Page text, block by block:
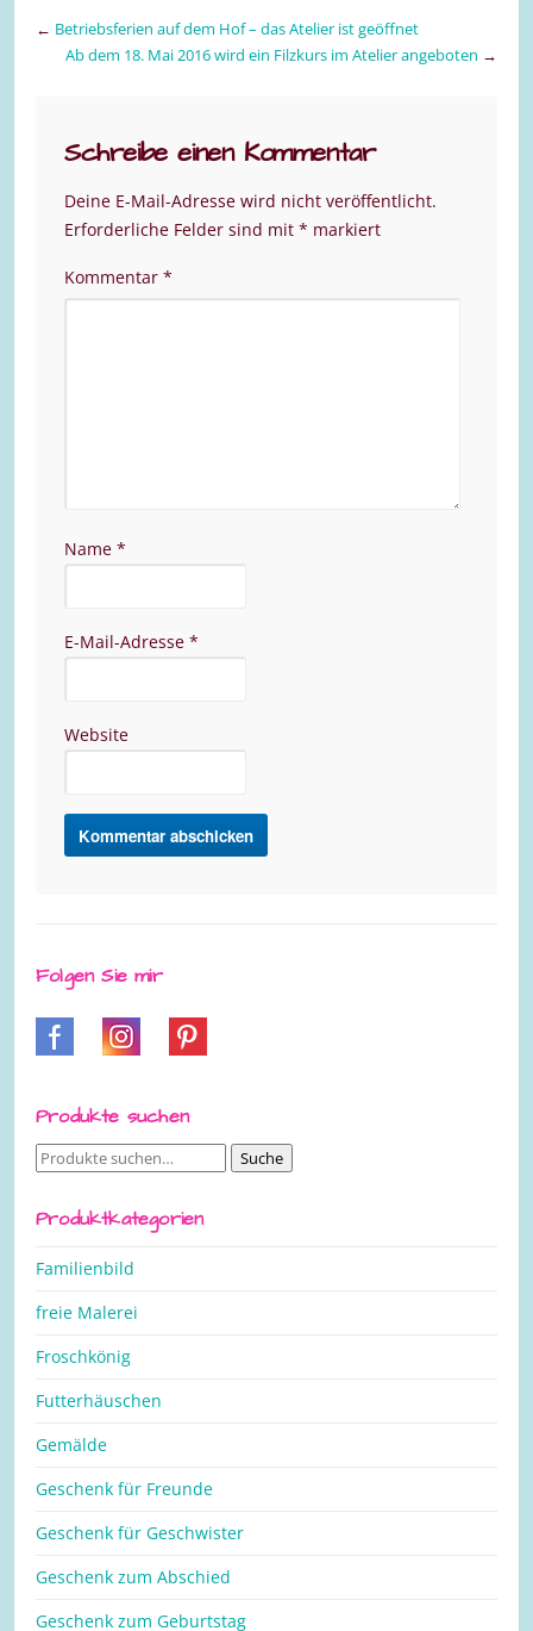
← Betriebsferien auf dem Hof – das Atelier ist geöffnet
Ab dem 18. Mai 2016 wird ein Filzkurs im Atelier angeboten →
Schreibe einen Kommentar
Deine E-Mail-Adresse wird nicht veröffentlicht.
Erforderliche Felder sind mit * markiert
Kommentar *
Name *
E-Mail-Adresse *
Website
Folgen Sie mir
Produkte suchen
Suche
Suche
Produktkategorien
Familienbild
freie Malerei
Froschkönig
Futterhäuschen
Gemälde
Geschenk für Freunde
Geschenk für Geschwister
Geschenk zum Abschied
Geschenk zum Geburtstag